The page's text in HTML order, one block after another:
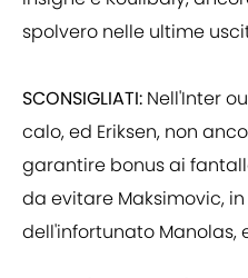
spolvero nelle ultime
SCONSIGLIATI: Nell'Inter
calo, ed Eriksen, non
garantire bonus ai
da evitare Maksimovic,
dell'infortunato Manolas,